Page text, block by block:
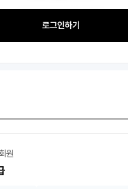
로그인하기
원